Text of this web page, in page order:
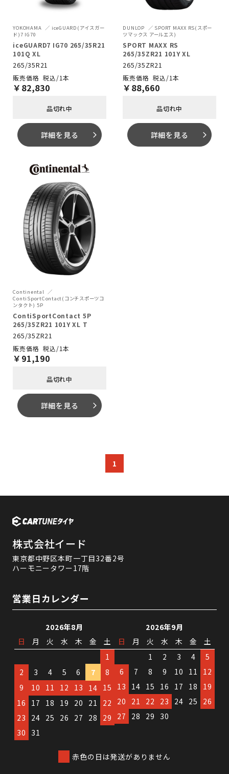
YOKOHAMA
iceGUARD(アイスガー
ド)7 IG70
iceGUARD7 IG70 265/35R21
101Q XL
265/35R21
税込/1本
￥ 82,830
品切れ中
詳細を見る arrow_forward_ios
DUNLOP
SPORT MAXX RS(スポー
ツマックス アールエス)
SPORT MAXX RS
265/35ZR21 101Y XL
265/35ZR21
税込/1本
￥ 88,660
品切れ中
詳細を見る arrow_forward_ios
Continental
ContiSportContact(コンチスポーツコ
ンタクト) 5P
ContiSportContact 5P
265/35ZR21 101Y XL T
265/35ZR21
税込/1本
￥ 91,190
品切れ中
詳細を見る arrow_forward_ios
1
株式会社イード
東京都中野区本町一丁目32番2号
ハーモニータワー17階
営業日カレンダー
2026年8月
日
月 火 水 木 金
土
1
2
3 4 5 6 7
8
9
10 11 12 13 14 15
16
17 18 19 20 21
22
23
24 25 26 27 28
29
30
31
2026年9月
日
月 火 水 木 金
土
1
2 3 4
5
6
7 8 9 10 11
12
13
14 15 16 17 18
19
20
21 22 23 24 25
26
27
28 29 30
赤色の日は発送がありません